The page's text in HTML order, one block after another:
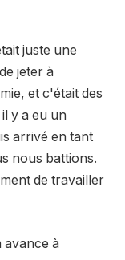
juste une
jeter à
et c'était des
y a eu un
arrivé en tant
nous battions.
de travailler
avance à